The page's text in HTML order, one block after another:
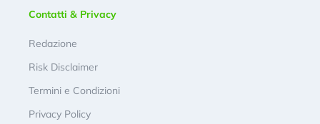
Contatti & Privacy
Redazione
Risk Disclaimer
Termini e Condizioni
Privacy Policy